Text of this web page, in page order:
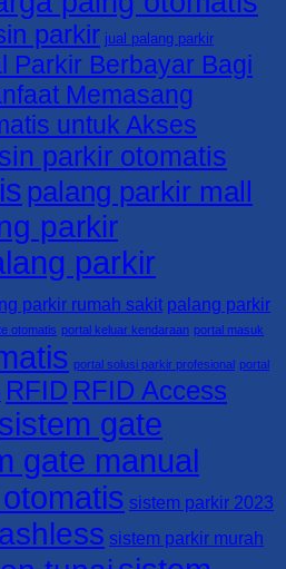
4161-
5165
0821-
4405-
7125/
0813-
4161-
5165
BSS
Parking
|
KABUPATEN
RAJA
AMPAT
0821-
4405-
7125/
0813-
4161-
5165
parkir jual palang parkir
Parkir Berbayar Bagi
Memasang
untuk Akses
parkir otomatis
palang parkir mall
parkir
parkir
parkir rumah sakit palang parkir
otomatis portal keluar kendaraan portal masuk
portal solusi parkir profesional portal
RFID RFID Access
sistem gate
gate manual
sistem parkir 2023
sistem parkir murah